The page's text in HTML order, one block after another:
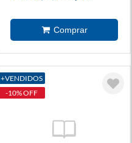
+VENDIDOS
-10% OFF